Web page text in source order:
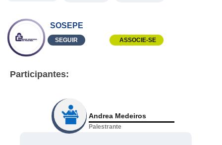
SOSEPE
SEGUIR ASSOCIE-SE
Participantes:
Andrea Medeiros
Palestrante